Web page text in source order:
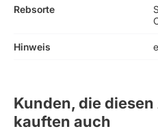
Rebsorte
Hinweis
Kunden, die
kauften auch